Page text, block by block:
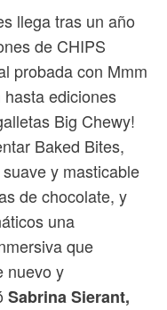
llega tras un año
de CHIPS
probada con Mmm
ediciones
Big Chewy!
Baked Bites,
y masticable
de chocolate, y
una
que
nuevo y
Sabrina Sierant,